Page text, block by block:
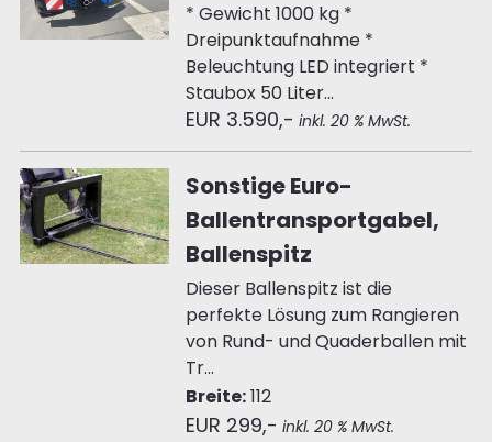
* Gewicht 1000 kg *
Dreipunktaufnahme *
Beleuchtung LED integriert *
Staubox 50 Liter...
EUR 3.590,- inkl. 20 % MwSt.
Sonstige Euro-
Ballentransportgabel,
Ballenspitz
Dieser Ballenspitz ist die
perfekte Lösung zum Rangieren
von Rund- und Quaderballen mit
Tr...
Breite:112
EUR 299,- inkl. 20 % MwSt.